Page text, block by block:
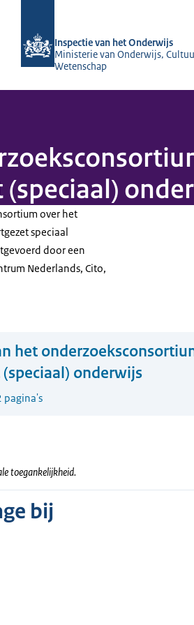
Inspectie van het Onderwijs
Ministerie van Onderwijs,
Wetenschap
over het
speciaal
door een
Nederlands, Cito,
het
onderwijs
pagina's
toegankelijkheid.
bij